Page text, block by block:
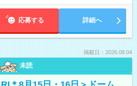
応募する 詳細へ
掲載日：2026.08.04
未読